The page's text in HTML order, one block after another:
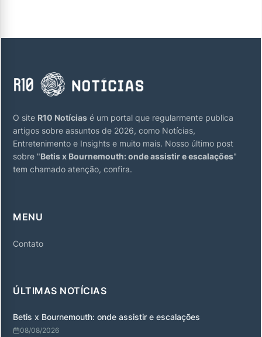
O site R10 Notícias é um portal que regularmente publica
artigos sobre assuntos de 2026, como Notícias,
Entretenimento e Insights e muito mais. Nosso último post
sobre "Betis x Bournemouth: onde assistir e escalações"
tem chamado atenção, confira.
MENU
Contato
ÚLTIMAS NOTÍCIAS
Betis x Bournemouth: onde assistir e escalações
08/08/2026